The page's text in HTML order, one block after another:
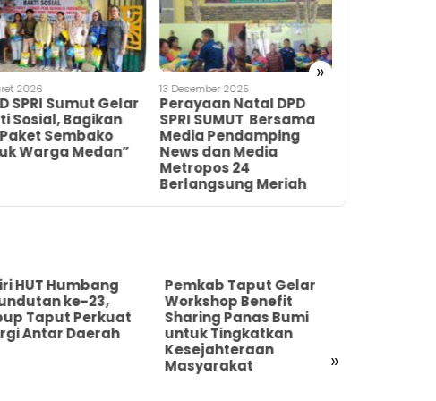
»
2026
SPRI Sumut Gelar
Sosial, Bagikan
Paket Sembako
Warga Medan”
13 Desember 2025
Perayaan Natal DPD
SPRI SUMUT Bersama
Media Pendamping
News dan Media
Metropos 24
Berlangsung Meriah
»
HUT Humbang
ke-23,
Taput Perkuat
Antar Daerah
Pemkab Taput Gelar
Workshop Benefit
Sharing Panas Bumi
untuk Tingkatkan
Kesejahteraan
Masyarakat